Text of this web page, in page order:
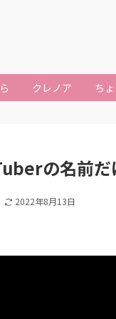
クレノア ち
の名前だ
2022年8月13日